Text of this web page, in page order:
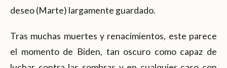
deseo (Marte) largamente guardado.
Tras muchas muertes y renacimientos, este parece
el momento de Biden, tan oscuro como capaz de